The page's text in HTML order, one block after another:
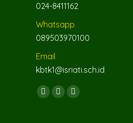
024-8411162
Whatsapp
089503970100
Email
kbtk1@isriati.sch.id
Find us on:
Facebook
YouTubeInstagram